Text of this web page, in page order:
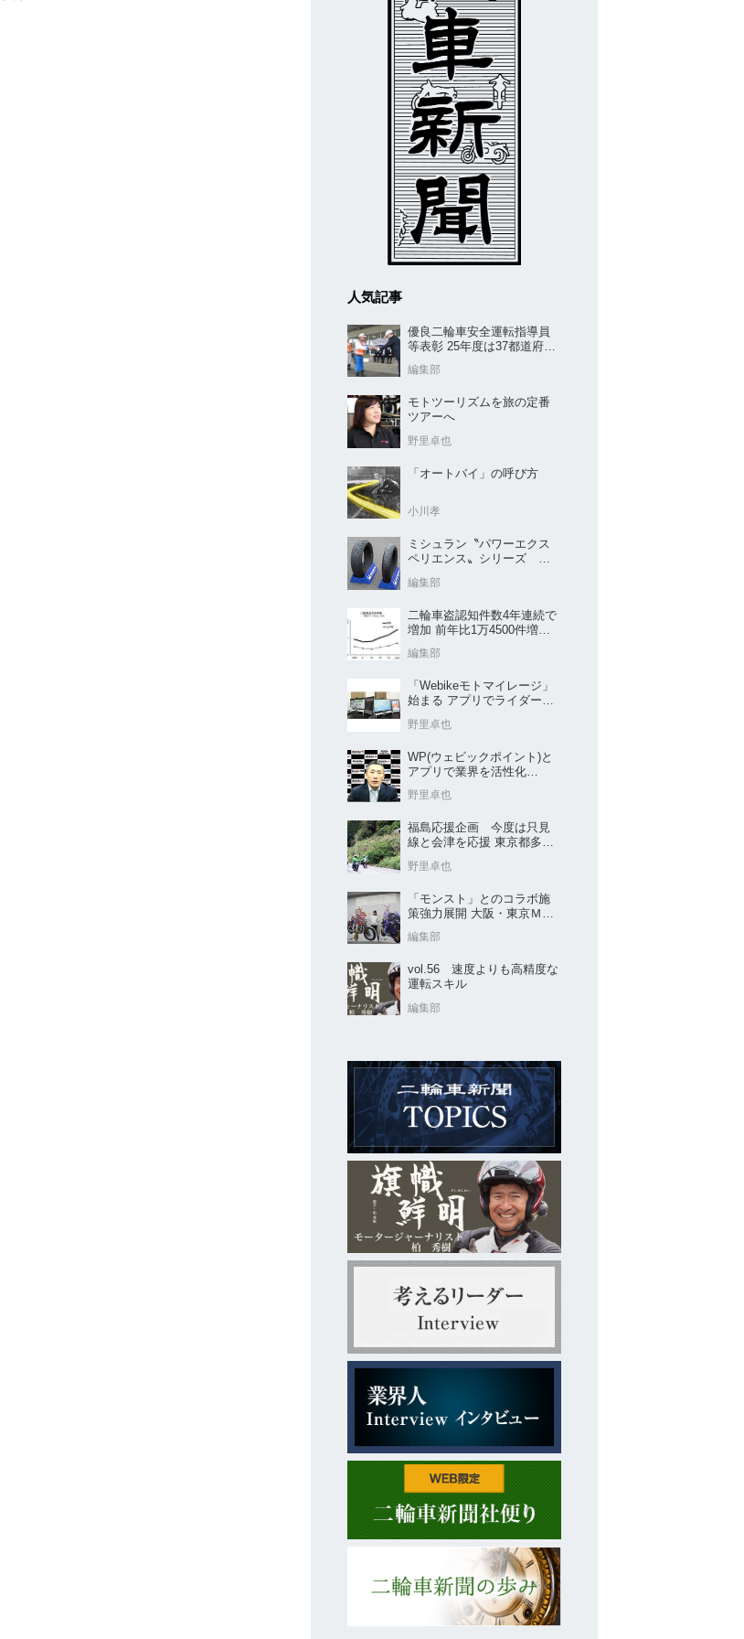
人気記事
優良二輪車安全運転指導員
等表彰 25年度は37都道府県
編集部
モトツーリズムを旅の定番
ツアーへ
野里卓也
「オートバイ」の呼び方
小川孝
ミシュラン〝パワーエクス
ペリエンス〟シリーズ
売
編集部
二輪車盗認知件数4年連続で
増加 前年比1万4500件増／
編集部
「Webikeモトマイレージ」
始まる アプリでライダーと
野里卓也
WP(ウェビックポイント)と
アプリで業界を活性化
野里卓也
福島応援企画 今度は只見
線と会津を応援 東京都多摩
野里卓也
「モンスト」とのコラボ施
策強力展開 大阪・東京ＭＣ
編集部
vol.56 速度よりも高精度な
運転スキル
編集部